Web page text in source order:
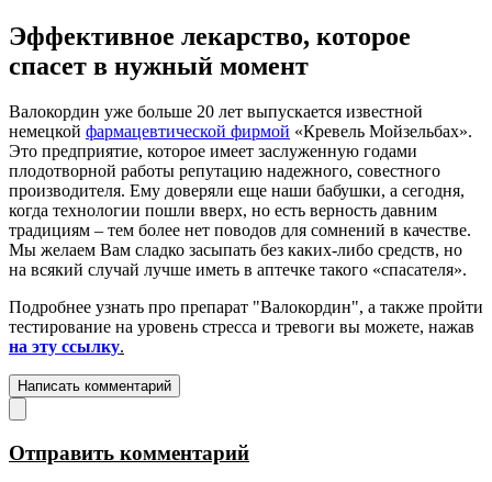
Эффективное лекарство, которое
спасет в нужный момент
Валокордин уже больше 20 лет выпускается известной
немецкой фармацевтической фирмой «Кревель Мойзельбах».
Это предприятие, которое имеет заслуженную годами
плодотворной работы репутацию надежного, совестного
производителя. Ему доверяли еще наши бабушки, а сегодня,
когда технологии пошли вверх, но есть верность давним
традициям – тем более нет поводов для сомнений в качестве.
Мы желаем Вам сладко засыпать без каких-либо средств, но
на всякий случай лучше иметь в аптечке такого «спасателя».
Подробнее узнать про препарат "Валокордин", а также пройти
тестирование на уровень стресса и тревоги вы можете, нажав
на эту ссылку.
Написать комментарий
Отправить комментарий